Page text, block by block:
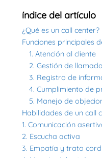
índice del artículo
¿Qué es un call center?
Funciones principales
1. Atención al cliente
2. Gestión de
3. Registro de
4. Cumplimiento de
5. Manejo de
Habilidades de un call
1. Comunicación
2. Escucha activa
3. Empatía y trato